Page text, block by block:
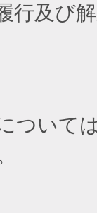
行及び
ついて